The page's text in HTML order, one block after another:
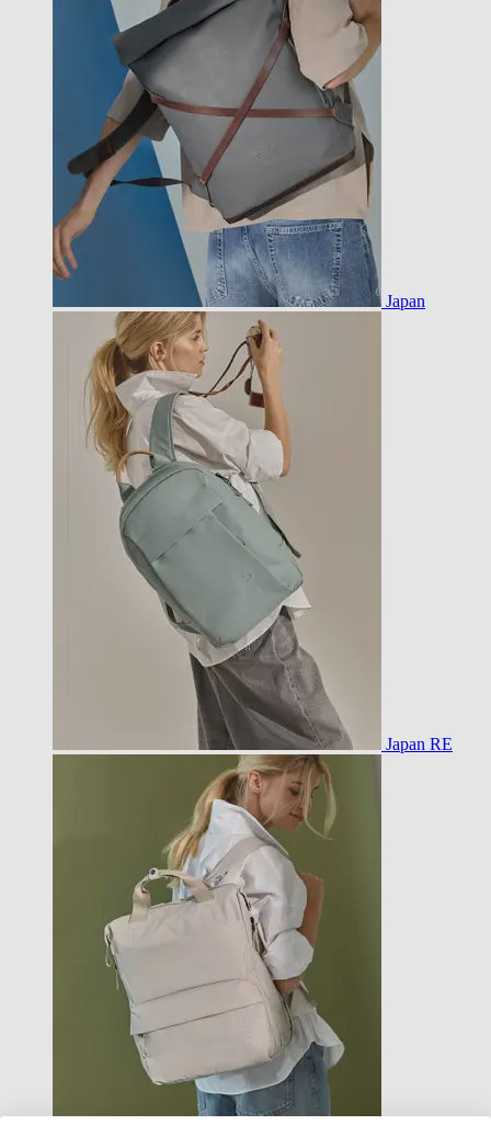
Japan
Japan RE